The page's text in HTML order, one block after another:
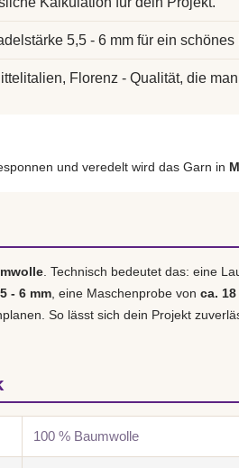
5,5 - 6 mm für ein schönes
Florenz - Qualität, die
und veredelt wird das Garn in
. Technisch bedeutet das: eine
- 6 mm , eine Maschenprobe von ca.
So lässt sich dein Projekt
100 % Baumwolle